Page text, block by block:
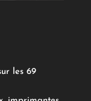
les 69